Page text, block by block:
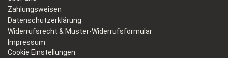
Zahlungsweisen
Datenschutzerklärung
Widerrufsrecht & Muster-Widerrufsformular
Impressum
Cookie Einstellungen